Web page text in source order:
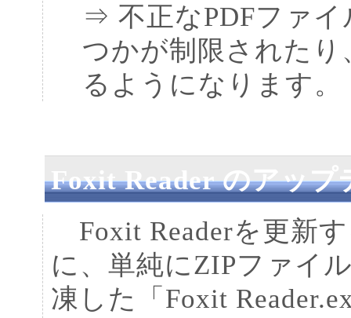
⇒ 不正なPDFファ
つかが制限された
るようになります。
Foxit Reader のアップ
Foxit Readerを更新
に、単純にZIPファイ
凍した「Foxit